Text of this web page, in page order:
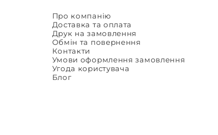
Про компанію
Доставка та оплата
Друк на замовлення
Обмін та повернення
Контакти
Умови оформлення замовлення
Угода користувача
Блог